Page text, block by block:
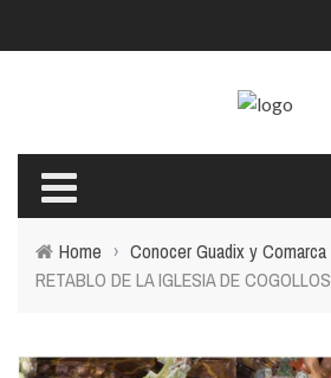
Home › Conocer Guadix y Comarca
RETABLO DE LA IGLESIA DE COGOLLOS